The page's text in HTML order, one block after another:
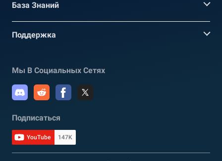
База Знаний
Поддержка
Мы В Социальных Сетях
Подписаться
YouTube 147K